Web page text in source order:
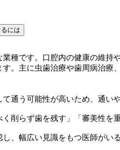
には
種です。口腔内の健康の維持
。主に虫歯治療や歯周病治
通う可能性が高いため、通い
削らず歯を残す」「審美性
、幅広い見識をもつ医師がい